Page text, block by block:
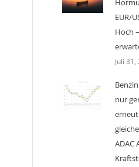
EUR/
Hoch
Juli
nur
ADAC